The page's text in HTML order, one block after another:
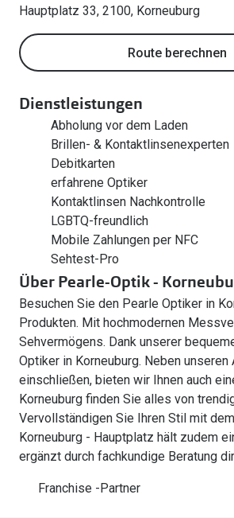
Hauptplatz 33, 2100, Korneuburg
Route berechnen
Dienstleistungen
Abholung vor dem Laden
Brillen- & Kontaktlinsenexperten
Debitkarten
erfahrene Optiker
Kontaktlinsen Nachkontrolle
LGBTQ-freundlich
Mobile Zahlungen per NFC
Sehtest-Pro
Über Pearle-Optik -
Besuchen Sie den Pearle Optiker in
Produkten. Mit hochmodernen
Sehvermögens. Dank unserer
Optiker in Korneuburg. Neben
einschließen, bieten wir Ihnen auch
Korneuburg finden Sie alles von
Vervollständigen Sie Ihren Stil mit
Korneuburg - Hauptplatz hält zudem
ergänzt durch fachkundige Beratung
Franchise -Partner